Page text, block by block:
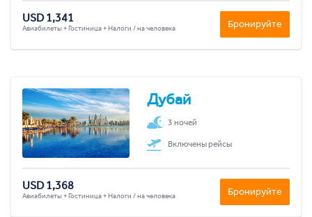
USD 1,341
Авиабилеты + Гостиница + Налоги / на человека Бронируйте
Дубай
3 ночей
Включены рейсы
USD 1,368
Авиабилеты + Гостиница + Налоги / на человека Бронируйте